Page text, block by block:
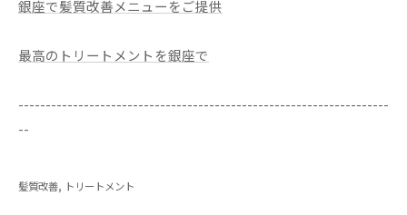
銀座で髪質改善メニューをご提供
最高のトリートメントを銀座で
--------------------------------------------------------------------
--
髪質改善 トリートメント